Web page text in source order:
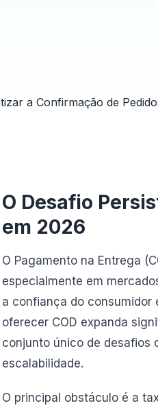
O Desafio
em 2026
O Pagamento na Entrega
especialmente em
a confiança do consumidor
oferecer COD expanda
conjunto único de desafios
escalabilidade.
O principal obstáculo é a